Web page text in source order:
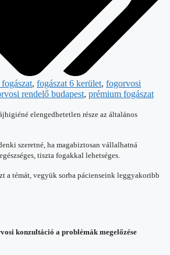
, fogászat 6 kerület, fogorvosi
rendelő budapest, prémium fogászat
elengedhetetlen része az általános
szeretné, ha magabiztosan vállalhatná
tiszta fogakkal lehetséges.
a témát, vegyük sorba pácienseink leggyakoribb
konzultáció a problémák megelőzése